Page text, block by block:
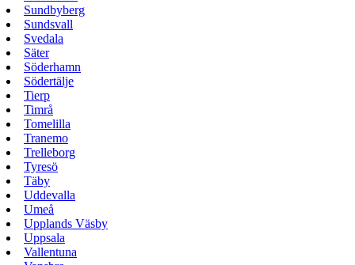
Sundbyberg
Sundsvall
Svedala
Säter
Söderhamn
Södertälje
Tierp
Timrå
Tomelilla
Tranemo
Trelleborg
Tyresö
Täby
Uddevalla
Umeå
Upplands Väsby
Uppsala
Vallentuna